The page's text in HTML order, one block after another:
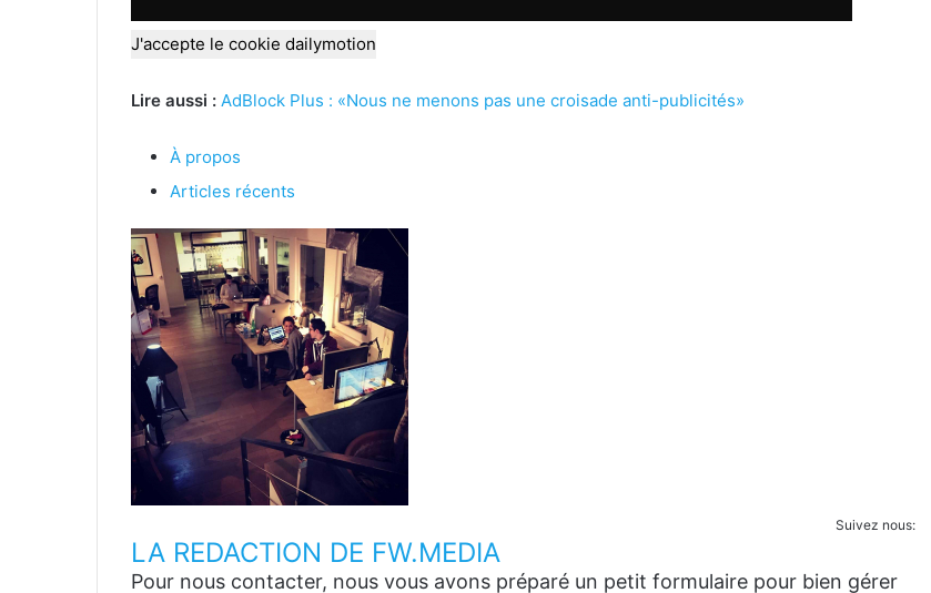
J'accepte le cookie dailymotion
Lire aussi : AdBlock Plus : «Nous ne menons pas une croisade anti-publicités»
À propos
Articles récents
Suivez nous:
LA REDACTION DE FW.MEDIA
Pour nous contacter, nous vous avons préparé un petit formulaire pour bien gérer